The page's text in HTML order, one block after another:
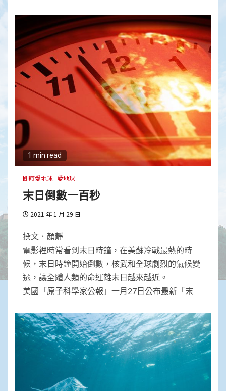
1 min read
即時愛地球 愛地球
末日倒數一百秒
2021 年 1 月 29 日
撰文．顏靜
電影裡時常看到末日時鐘，在美蘇冷戰最熱的時
候，末日時鐘開始倒數，核武和全球劇烈的氣候變
遷，讓全體人類的命運離末日越來越近。
美國「原子科學家公報」一月27日公布最新「末